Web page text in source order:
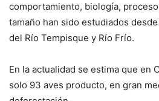
comportamiento, biología,
tamaño han sido estudiados
del Río Tempisque y Río Frío.
En la actualidad se estima que en
solo 93 aves producto, en gran